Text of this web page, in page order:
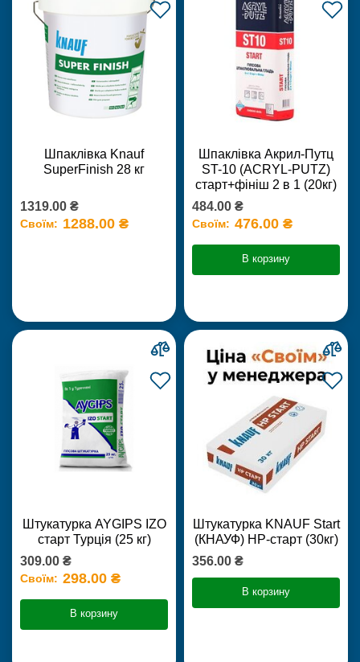
Шпаклівка Knauf
SuperFinish 28 кг
1319.00 ₴
Своїм: 1288.00 ₴
Шпаклівка Акрил-Путц
ST-10 (ACRYL-PUTZ)
старт+фініш 2 в 1 (20кг)
484.00 ₴
Своїм: 476.00 ₴
В корзину
Штукатурка AYGIPS IZO
старт Турція (25 кг)
309.00 ₴
Своїм: 298.00 ₴
В корзину
Штукатурка KNAUF Start
(КНАУФ) НР-старт (30кг)
356.00 ₴
В корзину